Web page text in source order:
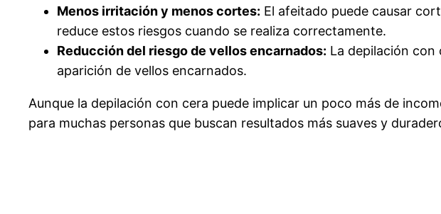
Menos irritación y menos cortes: El afeitado puede causar
reduce estos riesgos cuando se realiza correctamente.
Reducción del riesgo de vellos encarnados: La depilación con
aparición de vellos encarnados.
Aunque la depilación con cera puede implicar un poco más de
para muchas personas que buscan resultados más suaves y